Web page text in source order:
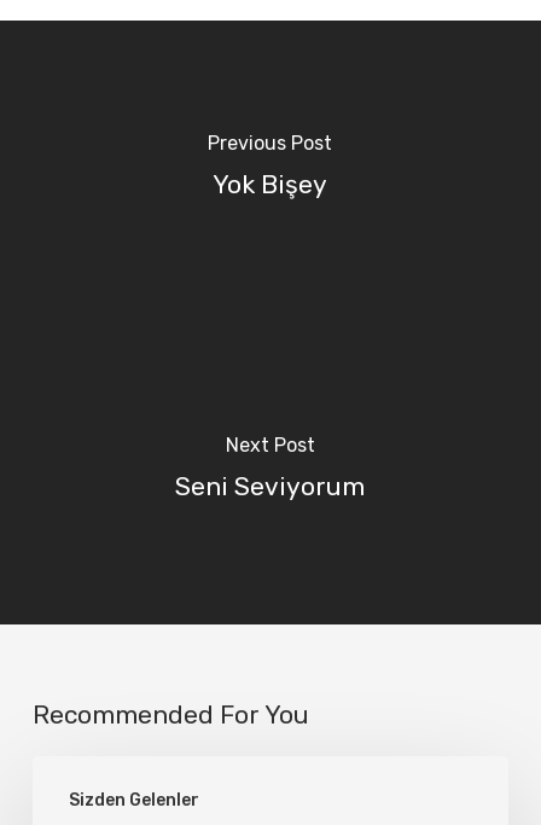
Previous Post
Yok Bişey
Next Post
Seni Seviyorum
Recommended For You
Sizden Gelenler